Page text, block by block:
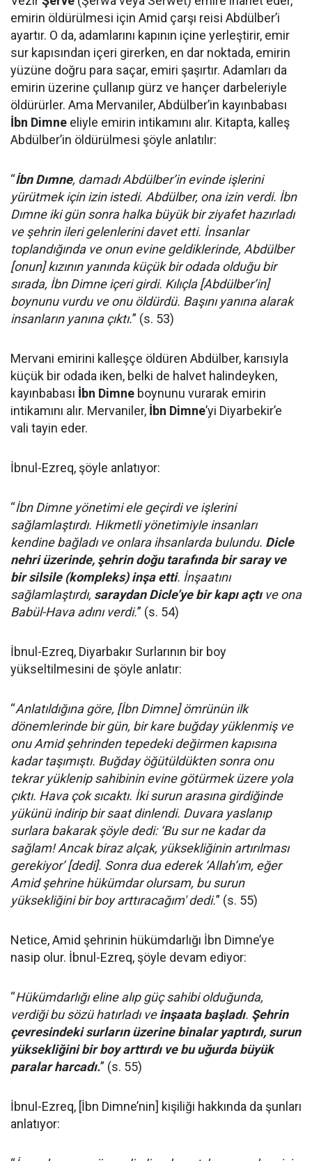
emirin öldürülmesi için Amid çarşı reisi Abdülber’i
ayartır. O da, adamlarını kapının içine yerleştirir, emir
sur kapısından içeri girerken, en dar noktada, emirin
yüzüne doğru para saçar, emiri şaşırtır. Adamları da
emirin üzerine çullanıp gürz ve hançer darbeleriyle
öldürürler. Ama Mervaniler, Abdülber’in kayınbabası
İbn Dimne eliyle emirin intikamını alır. Kitapta, kalleş
Abdülber’in öldürülmesi şöyle anlatılır:
“İbn Dımne, damadı Abdülber’in evinde işlerini
yürütmek için izin istedi. Abdülber, ona izin verdi. İbn
Dımne iki gün sonra halka büyük bir ziyafet hazırladı
ve şehrin ileri gelenlerini davet etti. İnsanlar
toplandığında ve onun evine geldiklerinde, Abdülber
[onun] kızının yanında küçük bir odada olduğu bir
sırada, İbn Dimne içeri girdi. Kılıçla [Abdülber’in]
boynunu vurdu ve onu öldürdü. Başını yanına alarak
insanların yanına çıktı.” (s. 53)
Mervani emirini kalleşçe öldüren Abdülber, karısıyla
küçük bir odada iken, belki de halvet halindeyken,
kayınbabası İbn Dimne boynunu vurarak emirin
intikamını alır. Mervaniler, İbn Dimne’yi Diyarbekir’e
vali tayin eder.
İbnul-Ezreq, şöyle anlatıyor:
“İbn Dimne yönetimi ele geçirdi ve işlerini
sağlamlaştırdı. Hikmetli yönetimiyle insanları
kendine bağladı ve onlara ihsanlarda bulundu. Dicle
nehri üzerinde, şehrin doğu tarafında bir saray ve
bir silsile (kompleks) inşa etti. İnşaatını
sağlamlaştırdı, saraydan Dicle’ye bir kapı açtıve ona
Babül-Hava adını verdi.” (s. 54)
İbnul-Ezreq, Diyarbakır Surlarının bir boy
yükseltilmesini de şöyle anlatır:
“Anlatıldığına göre, [İbn Dimne] ömrünün ilk
dönemlerinde bir gün, bir kare buğday yüklenmiş ve
onu Amid şehrinden tepedeki değirmen kapısına
kadar taşımıştı. Buğday öğütüldükten sonra onu
tekrar yüklenip sahibinin evine götürmek üzere yola
çıktı. Hava çok sıcaktı. İki surun arasına girdiğinde
yükünü indirip bir saat dinlendi. Duvara yaslanıp
surlara bakarak şöyle dedi: ‘Bu sur ne kadar da
sağlam! Ancak biraz alçak, yüksekliğinin artırılması
gerekiyor’ [dedi]. Sonra dua ederek ‘Allah’ım, eğer
Amid şehrine hükümdar olursam, bu surun
yüksekliğini bir boy arttıracağım' dedi.” (s. 55)
Netice, Amid şehrinin hükümdarlığı İbn Dimne’ye
nasip olur. İbnul-Ezreq, şöyle devam ediyor:
“Hükümdarlığı eline alıp güç sahibi olduğunda,
verdiği bu sözü hatırladı veinşaata başladı. Şehrin
çevresindeki surların üzerine binalar yaptırdı, surun
yüksekliğini bir boy arttırdı ve bu uğurda büyük
paralar harcadı.” (s. 55)
İbnul-Ezreq, [İbn Dimne’nin] kişiliği hakkında da şunları
anlatıyor: